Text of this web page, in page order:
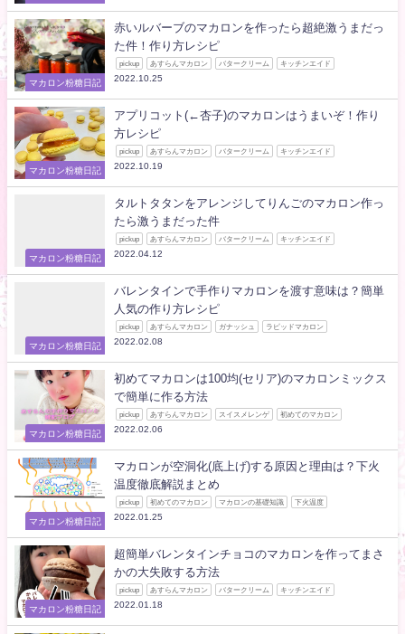
マカロン粉糖日記
赤いルバーブのマカロンを作ったら超絶激うまだっ
た件！作り方レシピ
pickup あすらんマカロン バタークリーム キッチンエイド
2022.10.25
マカロン粉糖日記
アプリコット(←杏子)のマカロンはうまいぞ！作り
方レシピ
pickup あすらんマカロン バタークリーム キッチンエイド
2022.10.19
マカロン粉糖日記
タルトタタンをアレンジしてりんごのマカロン作っ
たら激うまだった件
pickup あすらんマカロン バタークリーム キッチンエイド
2022.04.12
マカロン粉糖日記
バレンタインで手作りマカロンを渡す意味は？簡単
人気の作り方レシピ
pickup あすらんマカロン ガナッシュ ラピッドマカロン
2022.02.08
マカロン粉糖日記
初めてマカロンは100均(セリア)のマカロンミックス
で簡単に作る方法
pickup あすらんマカロン スイスメレンゲ 初めてのマカロン
2022.02.06
マカロン粉糖日記
マカロンが空洞化(底上げ)する原因と理由は？下火
温度徹底解説まとめ
pickup 初めてのマカロン マカロンの基礎知識 下火温度
2022.01.25
マカロン粉糖日記
超簡単バレンタインチョコのマカロンを作ってまさ
かの大失敗する方法
pickup あすらんマカロン バタークリーム キッチンエイド
2022.01.18